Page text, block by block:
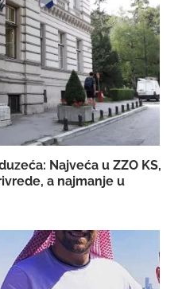
Najveća u ZZO KS,
a najmanje u